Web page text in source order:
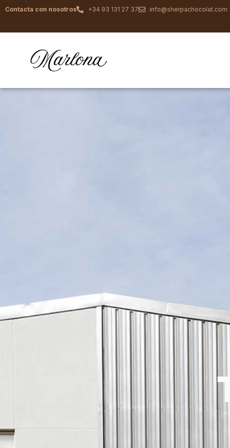
Contacta con nosotros +34 93 131 27 37 info@sherpachocolat.com